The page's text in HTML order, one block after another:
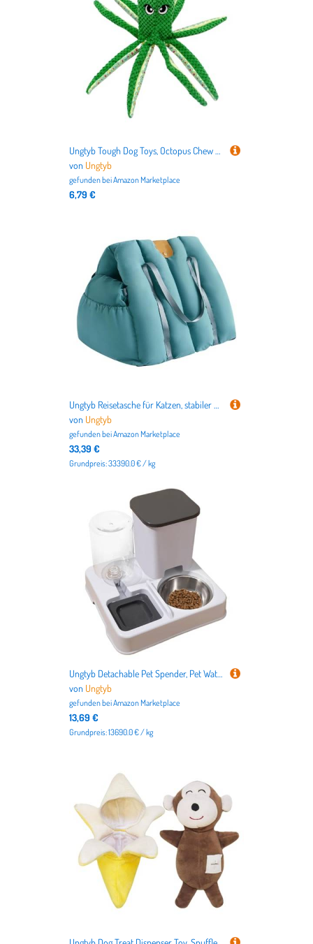
Ungtyb Tough Dog Toys, Octopus Chew Toy, Dog Teeth Cleaner, Soft Chewing Doll with Built in Tooth Cleaning Features for Puppies and Small Dogs, 12.99x3.94 Inches
von Ungtyb
gefunden beiAmazon Marketplace
6,79 €
Ungtyb Reisetasche für Katzen, stabiler Sitz für Haustiere, Autositz für Welpen, weicher Transport für Katzen, tragbare Hundesitzerhöhung
von Ungtyb
gefunden beiAmazon Marketplace
33,39 €
Grundpreis: 33390.0 € / kg
Ungtyb Detachable Pet Spender, Pet Water and Feeder, 2-in-1 Pet Feeder, Travel Pet Bowl, Detachable Food Waterer, Easy-to-Clean Pet Water And Feeder For Home And Travel
von Ungtyb
gefunden beiAmazon Marketplace
13,69 €
Grundpreis: 13690.0 € / kg